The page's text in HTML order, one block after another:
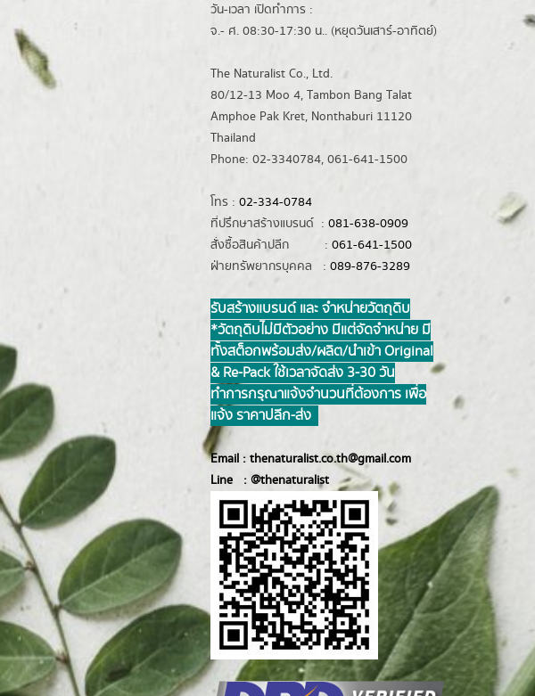
วัน-เวลา เปิดทำการ :
จ.- ศ. 08:30-17:30 น.. (หยุดวันเสาร์-อาทิตย์)
The Naturalist Co., Ltd.
80/12-13 Moo 4, Tambon Bang Talat
Amphoe Pak Kret, Nonthaburi 11120
Thailand
Phone: 02-3340784, 061-641-1500
โทร : 02-334-0784
ที่ปรึกษาสร้างแบรนด์ : 081-638-0909
สั่งซื้อสินค้าปลีก : 061-641-1500
ฝ่ายทรัพยากรบุคคล : 089-876-3289
รับสร้างแบรนด์ และ จำหน่ายวัตถุดิบ
*วัตถุดิบไม่มีตัวอย่าง มีแต่จัดจำหน่าย มี
ทั้งสต็อกพร้อมส่ง/ผลิต/นำเข้า Original
& Re-Pack ใช้เวลาจัดส่ง 3-30 วัน
ทำการ กรุณาแจ้งจำนวนที่ต้องการ เพื่อ
แจ้ง ราคาปลีก-ส่ง
Email : thenaturalist.co.th@gmail.com
Line : @thenaturalist